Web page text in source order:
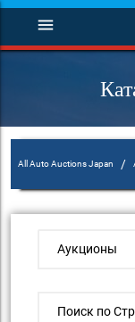
menu
All Auto Auctions Japan /
Аукционы
Поиск по